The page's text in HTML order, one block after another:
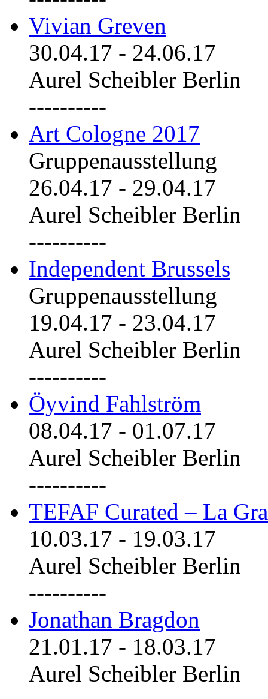
Vivian Greven
30.04.17 - 24.06.17
Aurel Scheibler Berlin
----------
Art Cologne 2017
Gruppenausstellung
26.04.17 - 29.04.17
Aurel Scheibler Berlin
----------
Independent Brussels
Gruppenausstellung
19.04.17 - 23.04.17
Aurel Scheibler Berlin
----------
Öyvind Fahlström
08.04.17 - 01.07.17
Aurel Scheibler Berlin
----------
TEFAF Curated – La
10.03.17 - 19.03.17
Aurel Scheibler Berlin
----------
Jonathan Bragdon
21.01.17 - 18.03.17
Aurel Scheibler Berlin